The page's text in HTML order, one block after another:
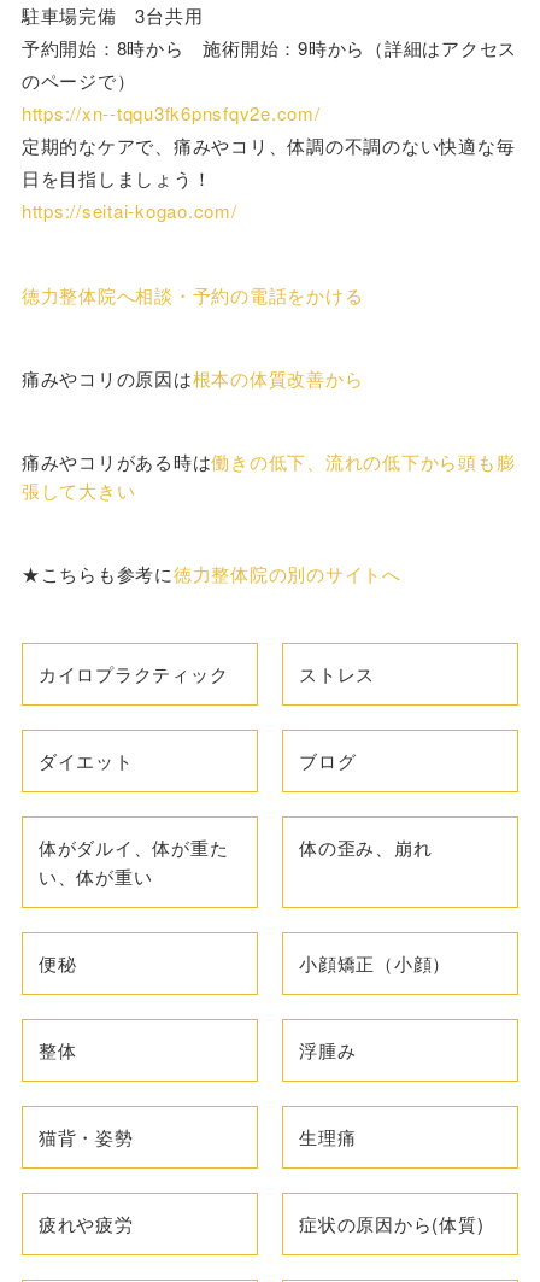
駐車場完備 3台共用
予約開始：8時から 施術開始：9時から（詳細はアクセス
のページで）
https://xn--tqqu3fk6pnsfqv2e.com/
定期的なケアで、痛みやコリ、体調の不調のない快適な毎
日を目指しましょう！
https://seitai-kogao.com/
徳力整体院へ相談・予約の電話をかける
痛みやコリの原因は根本の体質改善から
痛みやコリがある時は働きの低下、流れの低下から頭も膨
張して大きい
★こちらも参考に徳力整体院の別のサイトへ
カイロプラクティック ストレス
ダイエット ブログ
体がダルイ、体が重た
い、体が重い
体の歪み、崩れ
便秘 小顔矯正（小顔）
整体 浮腫み
猫背・姿勢 生理痛
疲れや疲労 症状の原因から(体質)